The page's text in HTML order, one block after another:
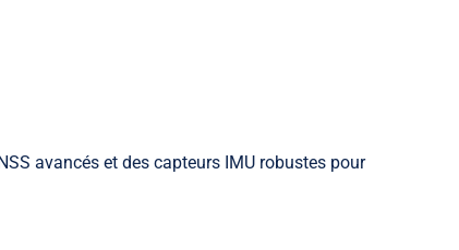
avancés et des capteurs IMU robustes pour